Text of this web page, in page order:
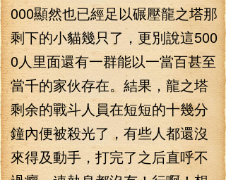
000顯然也已經足以碾壓龍之塔那
剩下的小貓幾只了，更別說這500
0人里面還有一群能以一當百甚至
當千的家伙存在。結果，龍之塔
剩余的戰斗人員在短短的十幾分
鐘內便被殺光了，有些人都還沒
來得及動手，打完了之后直呼不